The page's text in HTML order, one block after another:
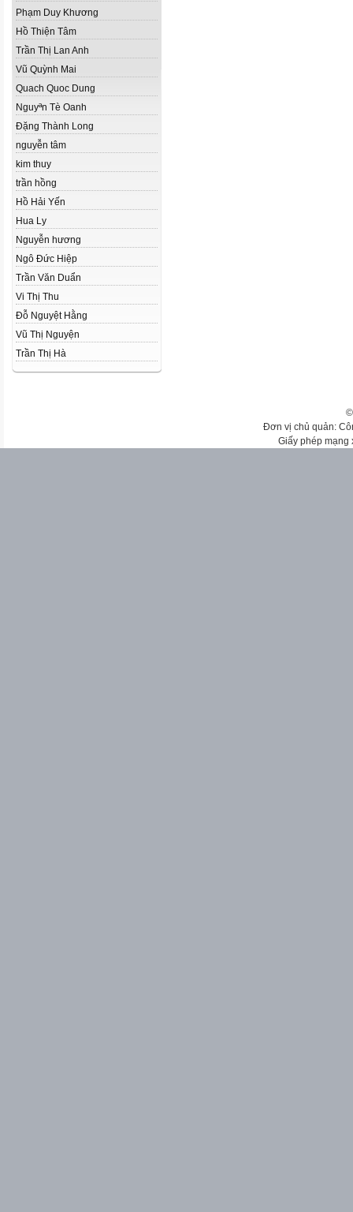
Phạm Duy Khương
Hồ Thiện Tâm
Trần Thị Lan Anh
Vũ Quỳnh Mai
Quach Quoc Dung
Nguyªn Tè Oanh
Đặng Thành Long
nguyễn tâm
kim thuy
trần hồng
Hồ Hải Yến
Hua Ly
Nguyễn hương
Ngô Đức Hiệp
Trần Văn Duẩn
Vi Thị Thu
Đỗ Nguyệt Hằng
Vũ Thị Nguyện
Trần Thị Hà
Đơn vị chủ quản:
Giấy phép mạng